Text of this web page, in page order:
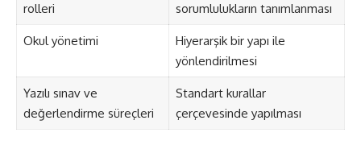
rolleri
sorumlulukların tanımlanması
Okul yönetimi
Hiyerarşik bir yapı ile
yönlendirilmesi
Yazılı sınav ve
değerlendirme süreçleri
Standart kurallar
çerçevesinde yapılması